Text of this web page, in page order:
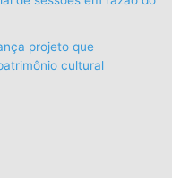
projeto que
cultural